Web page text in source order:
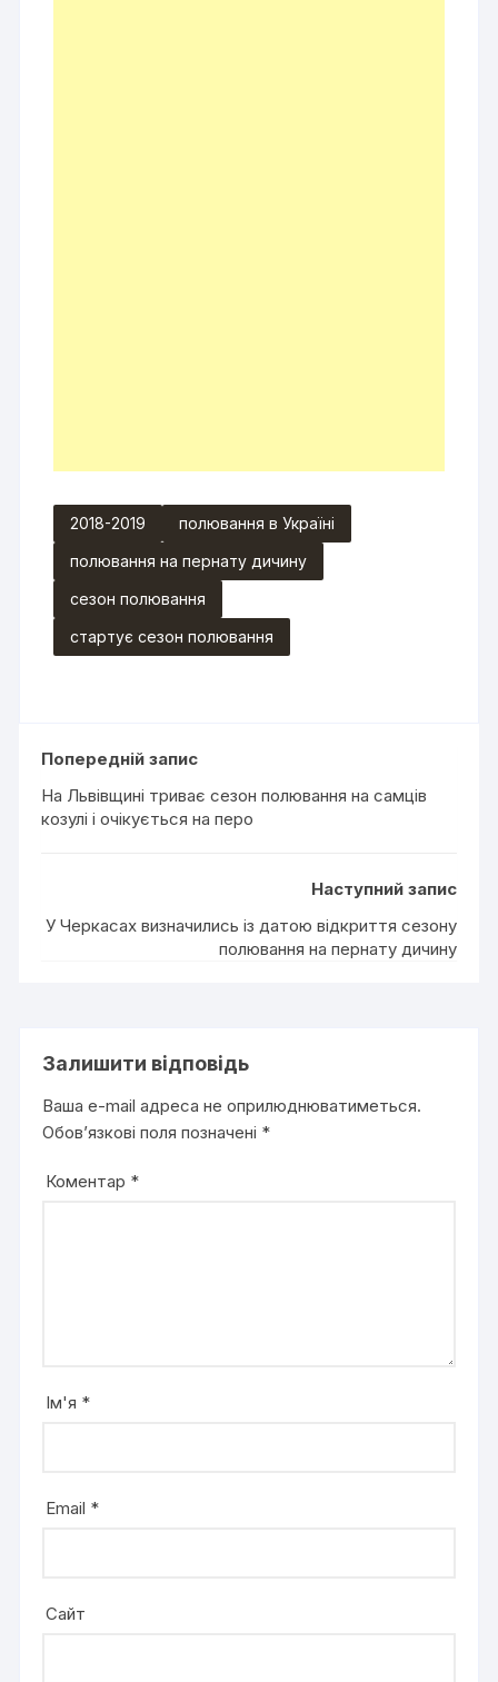
2018-2019
полювання в Україні
полювання на пернату дичину
сезон полювання
стартує сезон полювання
Попередній запис
На Львівщині триває сезон полювання на самців
козулі і очікується на перо
Наступний запис
У Черкасах визначились із датою відкриття сезону
полювання на пернату дичину
Залишити відповідь
Ваша e-mail адреса не оприлюднюватиметься.
Обов’язкові поля позначені *
Коментар *
Ім'я *
Email *
Сайт